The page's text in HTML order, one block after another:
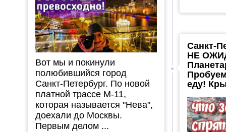
Вот мы и покинули
полюбившийся город
Санкт-Петербург. По новой
платной трассе М-11,
которая называется "Нева",
доехали до Москвы.
Первым делом ...
Санкт-
НЕ
еду!